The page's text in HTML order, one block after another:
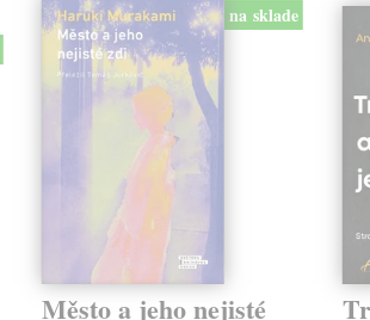
na sklade
Město a jeho nejisté